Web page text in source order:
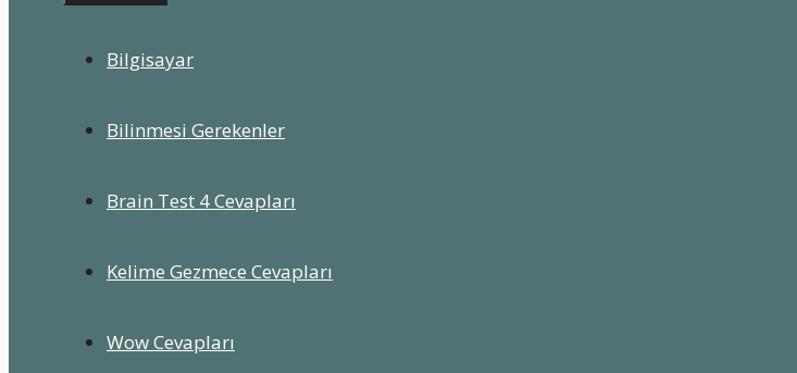
Bilgisayar
Bilinmesi Gerekenler
Brain Test 4 Cevapları
Kelime Gezmece Cevapları
Wow Cevapları